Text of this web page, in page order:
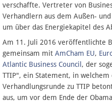
verschaffte. Vertreter von
Verhandlern aus dem Außen-
um über das Energiekapitel des
Am 11. Juli 2016 veröffentlichte
gemeinsam mit AmCham EU,
Atlantic Business Council , der
TTIP", ein Statement, in
Verhandlungsrunde zu TTIP
aus, um vor dem Ende der